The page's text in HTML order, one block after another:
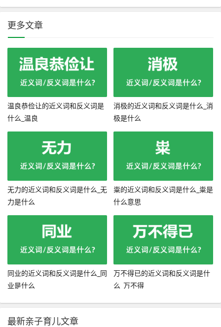
更多文章
温良恭俭让的近义词和反义词是
什么_温良
消极的近义词和反义词是什么_消
极是什么
无力的近义词和反义词是什么_无
力是什么
粜的近义词和反义词是什么_粜是
什么意思
同业的近义词和反义词是什么_同
业是什么
万不得已的近义词和反义词是什
么_万不得
最新亲子育儿文章